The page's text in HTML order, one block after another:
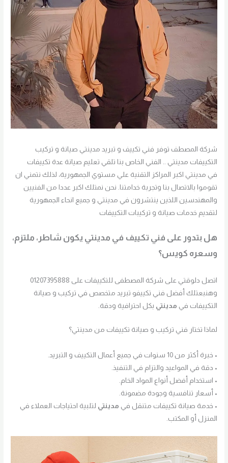
شركة المصطف توفر فني تكييف و تبريد مدينتي صيانة و تركيب
التكييفات مدينتي .. الفني الخاص بنا تلقي تعليم صيانة عدة تكييفات
في مدينتي اكبر المراكز التقنية علي مستوي الجمهورية، لذلك نتمني ان
تقوموا بالاتصال بنا وتجربة خدامتنا. نحن نمتلك اكبر عددا من الفنيين
والمهندسين اللذين ينتشرون في مدينتي و جميع انحاء الجمهورية
لتقديم خدمات صيانة و تركيبات التكييفات
هل بتدور على فني تكييف في مدينتي يكون شاطر، ملتزم،
وسعره كويس؟
اتصل دلوقتي على شركة المصطفى للتكييفات على 01207395888
وهنبعتلك أفضل فني تكييفو تبريد متخصص في تركيب و صيانة
التكييفات في مدينتي بكل احترافية ودقة.
لماذا تختار فني تركيب و صيانة تكييفات من مدينتي؟
• خبرة أكثر من 10 سنوات في جميع أعمال التكييف و التبريد.
• دقة في المواعيد والتزام في التنفيذ.
• استخدام أفضل أنواع المواد الخام.
• أسعار تنافسية وجودة مضمونة.
• خدمة صيانة تكييفات متنقل في مدينتي لتلبية احتياجات العملاء في
المنزل أو المكتب.